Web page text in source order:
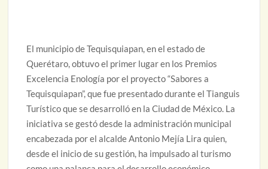
El municipio de Tequisquiapan, en el estado de
Querétaro, obtuvo el primer lugar en los Premios
Excelencia Enología por el proyecto “Sabores a
Tequisquiapan”, que fue presentado durante el Tianguis
Turístico que se desarrolló en la Ciudad de México. La
iniciativa se gestó desde la administración municipal
encabezada por el alcalde Antonio Mejía Lira quien,
desde el inicio de su gestión, ha impulsado al turismo